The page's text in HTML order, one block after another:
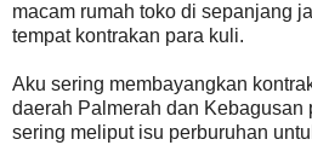
macam rumah toko di sepanjang
tempat kontrakan para kuli.
Aku sering membayangkan
daerah Palmerah dan Kebagusan
sering meliput isu perburuhan